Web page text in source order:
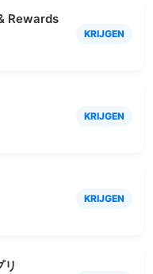
Rewards
KRIJGEN
KRIJGEN
KRIJGEN